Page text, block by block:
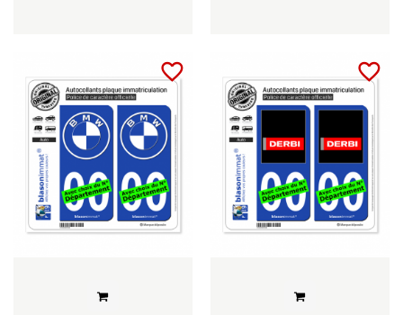
favorite_border favorite_border